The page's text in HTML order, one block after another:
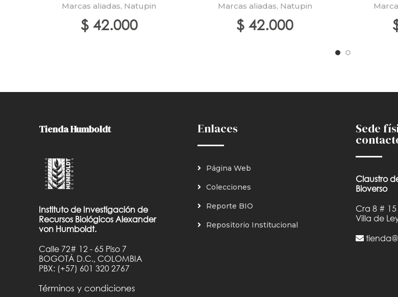
Marcas aliadas, Natupin
$42.000
Marcas aliadas, Natupin
$ 42.000
Tienda Humboldt
Instituto de Investigación de
Recursos Biológicos Alexander
von Humboldt.
Calle 72# 12 - 65 Piso 7
BOGOTÁ D.C., COLOMBIA
PBX: (+57) 601 320 2767
Términos y condiciones
Enlaces
Página Web
Colecciones
Reporte BIO
Repositorio Institucional
Sede
Claustro
Bioverso
Cra 8 # 15
Villa de